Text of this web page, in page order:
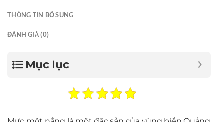
THÔNG TIN BỔ SUNG
ĐÁNH GIÁ (0)
Mục lục